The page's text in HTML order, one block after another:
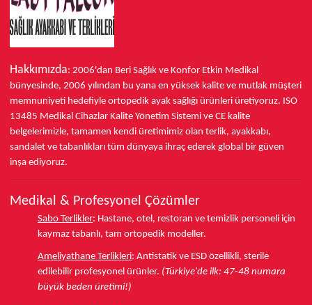
Hakkımızda: 2006'dan Beri Sağlık ve Konfor Etkin Medikal
bünyesinde, 2006 yılından bu yana en yüksek kalite ve mutlak müşteri
memnuniyeti hedefiyle ortopedik ayak sağlığı ürünleri üretiyoruz. ISO
13485 Medikal Cihazlar Kalite Yönetim Sistemi ve CE kalite
belgelerimizle, tamamen kendi üretimimiz olan terlik, ayakkabı,
sandalet ve tabanlıkları tüm dünyaya ihraç ederek global bir güven
inşa ediyoruz.
Medikal & Profesyonel Çözümler
Sabo Terlikler: Hastane, otel, restoran ve temizlik personeli için
kaymaz tabanlı, tam ortopedik modeller.
Ameliyathane Terlikleri: Antistatik ve ESD özellikli, sterile
edilebilir profesyonel ürünler. (Türkiye'de ilk: 47-48 numara
büyük beden üretimi!)